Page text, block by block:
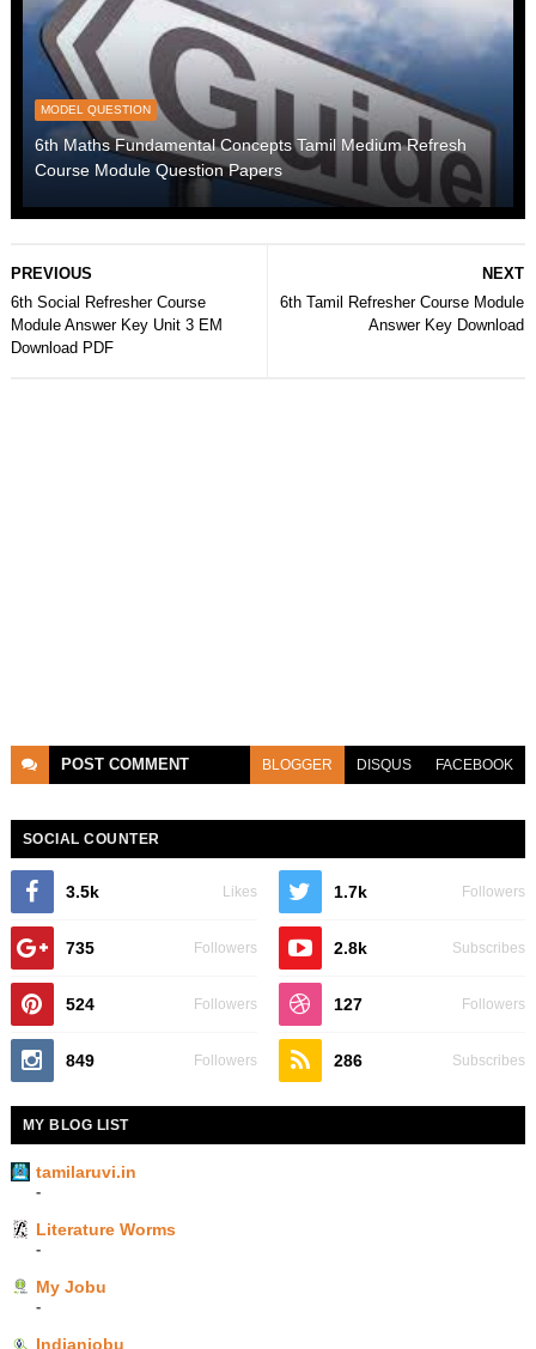
MODEL QUESTION
6th Maths Fundamental Concepts Tamil Medium Refresh
Course Module Question Papers
NEXT
6th Tamil Refresher Course Module
Answer Key Download
PREVIOUS
6th Social Refresher Course
Module Answer Key Unit 3 EM
Download PDF
POST COMMENT BLOGGER DISQUS FACEBOOK
SOCIAL COUNTER
3.5k Likes 1.7k Followers
735 Followers 2.8k Subscribes
524 Followers 127 Followers
849 Followers 286 Subscribes
MY BLOG LIST
tamilaruvi.in
-
Literature Worms
-
My Jobu
-
Indianjobu